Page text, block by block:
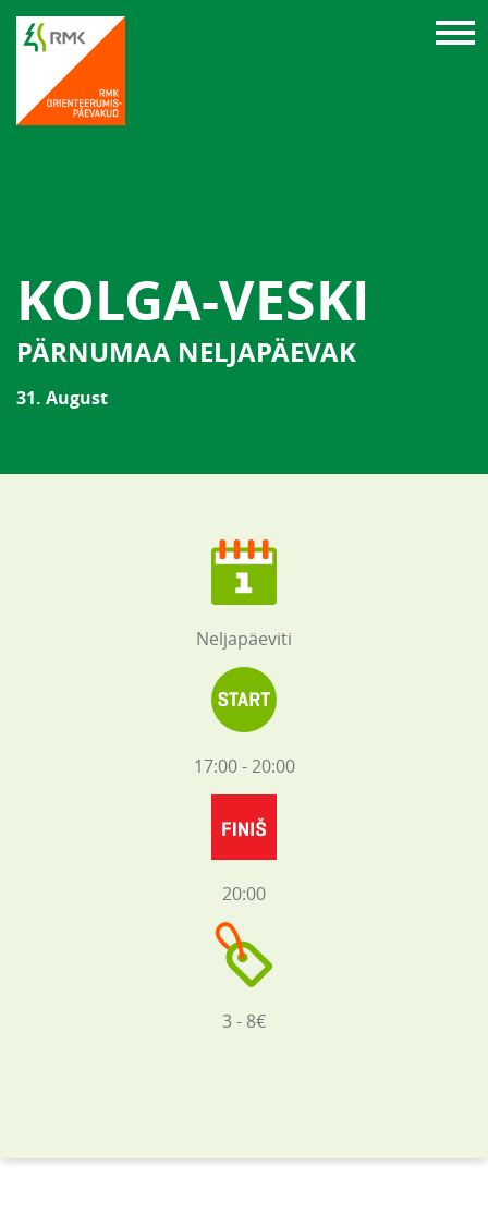
KOLGA-VESKI
PÄRNUMAA NELJAPÄEVAK
31. August
Neljapäeviti
17:00 - 20:00
20:00
3 - 8€